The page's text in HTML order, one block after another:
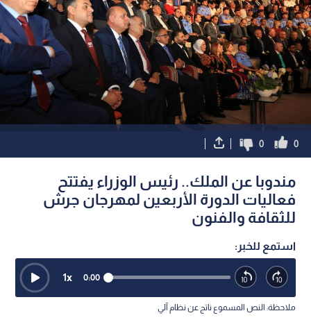
0
0
مندوبا عن الملك.. رئيس الوزراء يفتتح
فعاليات الدورة الأربعين لمهرجان جرش
للثقافة والفنون
استمع للخبر:
0:00
1x
ملاحظة: النص المسموع ناتج عن نظام آلي